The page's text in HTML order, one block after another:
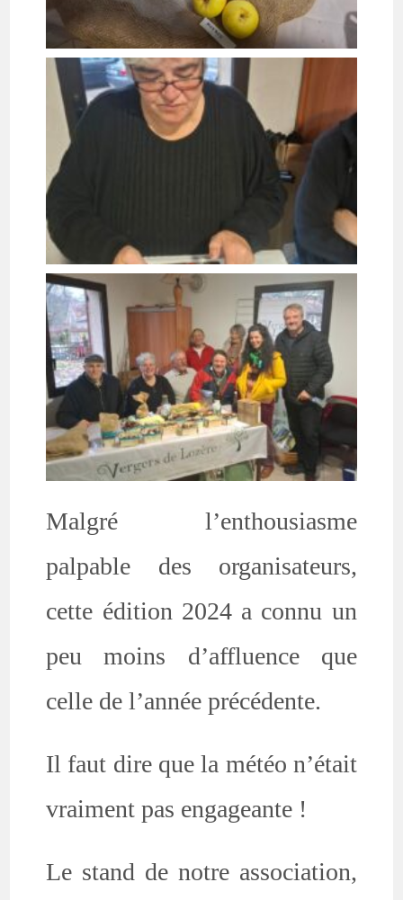
Malgré l’enthousiasme
palpable des organisateurs,
cette édition 2024 a connu un
peu moins d’affluence que
celle de l’année précédente.
Il faut dire que la météo n’était
vraiment pas engageante !
Le stand de notre association,